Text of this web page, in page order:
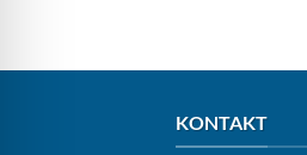
KONTAKT